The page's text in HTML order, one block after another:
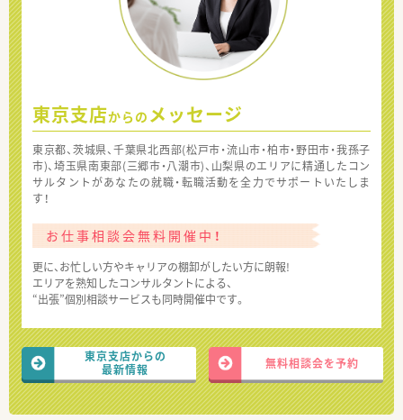
東京支店からの メッセージ
東京都、茨城県、千葉県北西部(松戸市・流山市・柏市・野田市・我孫子
市)、埼玉県南東部(三郷市・八潮市)、山梨県のエリアに精通したコン
サルタントがあなたの就職・転職活動を全力でサポートいたしま
す！
お仕事相談会無料開催中！
更に、お忙しい方やキャリアの棚卸がしたい方に朗報!
エリアを熟知したコンサルタントによる、
“出張”個別相談サービスも同時開催中です。
東京支店からの
最新情報
無料相談会を予約